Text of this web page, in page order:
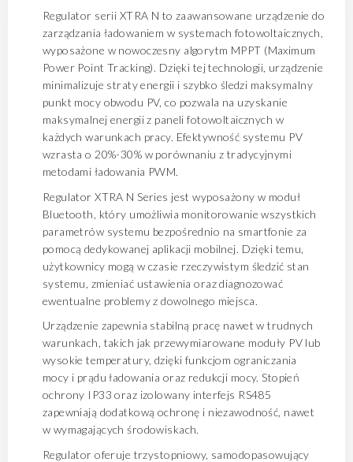
Regulator serii XTRA N to zaawansowane urządzenie do
zarządzania ładowaniem w systemach fotowoltaicznych,
wyposażone w nowoczesny algorytm MPPT (Maximum
Power Point Tracking). Dzięki tej technologii, urządzenie
minimalizuje straty energii i szybko śledzi maksymalny
punkt mocy obwodu PV, co pozwala na uzyskanie
maksymalnej energii z paneli fotowoltaicznych w
każdych warunkach pracy. Efektywność systemu PV
wzrasta o 20%-30% w porównaniu z tradycyjnymi
metodami ładowania PWM.
Regulator XTRA N Series jest wyposażony w moduł
Bluetooth, który umożliwia monitorowanie wszystkich
parametrów systemu bezpośrednio na smartfonie za
pomocą dedykowanej aplikacji mobilnej. Dzięki temu,
użytkownicy mogą w czasie rzeczywistym śledzić stan
systemu, zmieniać ustawienia oraz diagnozować
ewentualne problemy z dowolnego miejsca.
Urządzenie zapewnia stabilną pracę nawet w trudnych
warunkach, takich jak przewymiarowane moduły PV lub
wysokie temperatury, dzięki funkcjom ograniczania
mocy i prądu ładowania oraz redukcji mocy. Stopień
ochrony IP33 oraz izolowany interfejs RS485
zapewniają dodatkową ochronę i niezawodność, nawet
w wymagających środowiskach.
Regulator oferuje trzystopniowy, samodopasowujący